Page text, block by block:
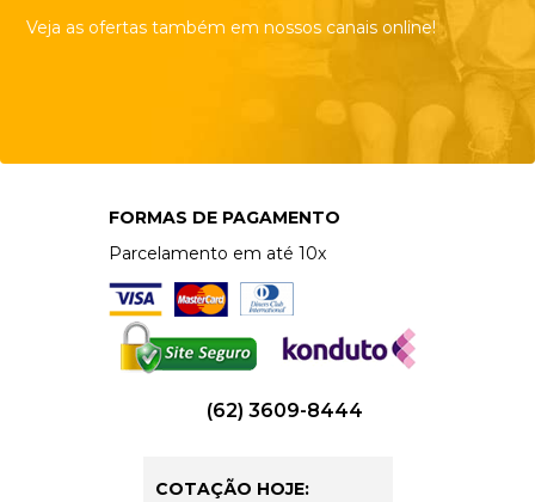
Veja as ofertas também em nossos canais online!
FORMAS DE PAGAMENTO
Parcelamento em até 10x
(62) 3609-8444
COTAÇÃO HOJE: